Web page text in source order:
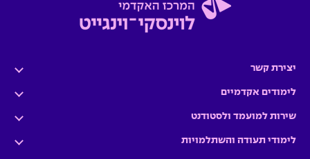
יצירת קשר
לימודים אקדמיים
שירות למועמד ולסטודנט
לימודי תעודה והשתלמויות